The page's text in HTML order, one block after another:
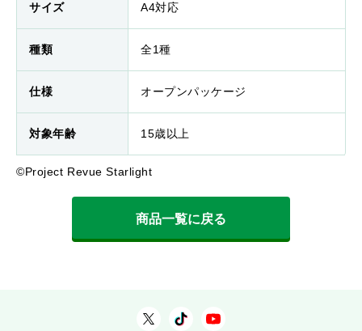
サイズ A4対応
種類 全1種
仕様 オープンパッケージ
対象年齢 15歳以上
©Project Revue Starlight
商品一覧に戻る